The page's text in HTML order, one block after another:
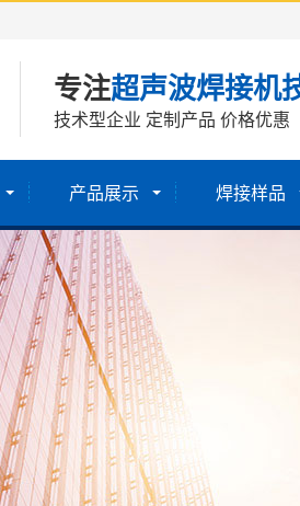
专注超声波焊接机
技术型企业 定制产品 价格优惠
产品展示 焊接样品